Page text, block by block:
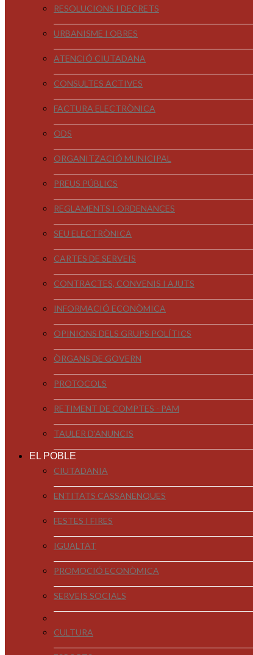
RESOLUCIONS I DECRETS
URBANISME I OBRES
ATENCIÓ CIUTADANA
CONSULTES ACTIVES
FACTURA ELECTRÒNICA
ODS
ORGANITZACIÓ MUNICIPAL
PREUS PÚBLICS
REGLAMENTS I ORDENANCES
SEU ELECTRÒNICA
CARTES DE SERVEIS
CONTRACTES, CONVENIS I AJUTS
INFORMACIÓ ECONÒMICA
OPINIONS DELS GRUPS POLÍTICS
ÒRGANS DE GOVERN
PROTOCOLS
RETIMENT DE COMPTES - PAM
TAULER D'ANUNCIS
EL POBLE
CIUTADANIA
ENTITATS CASSANENQUES
FESTES I FIRES
IGUALTAT
PROMOCIÓ ECONÒMICA
SERVEIS SOCIALS
CULTURA